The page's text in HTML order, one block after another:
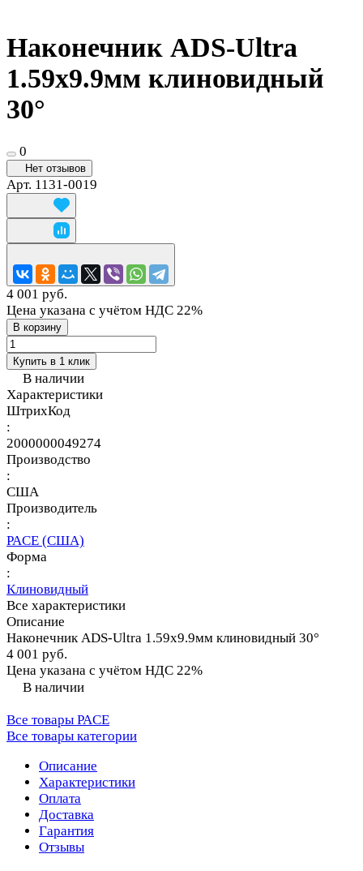
Наконечник ADS-Ultra
1.59х9.9мм клиновидный
30°
0
Нет отзывов
Арт. 1131-0019
4 001 руб.
Цена указана с учётом НДС 22%
В корзину
Купить в 1 клик
В наличии
Характеристики
ШтрихКод
:
2000000049274
Производство
:
США
Производитель
:
PACE (США)
Форма
:
Клиновидный
Все характеристики
Описание
Наконечник ADS-Ultra 1.59х9.9мм клиновидный 30°
4 001 руб.
Цена указана с учётом НДС 22%
В наличии
Все товары PACE
Все товары категории
Описание
Характеристики
Оплата
Доставка
Гарантия
Отзывы